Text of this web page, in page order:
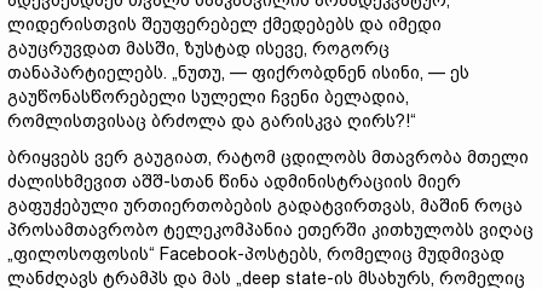
ლიდერისთვის შეუფერებელ ქმედებებს და იმედი
გაუცრუვდათ მასში, ზუსტად ისევე, როგორც
თანაპარტიელებს. „ნუთუ, — ფიქრობდნენ ისინი, — ეს
გაუწონასწორებელი სულელი ჩვენი ბელადია,
რომლისთვისაც ბრძოლა და გარისკვა ღირს?!“
ბრიყვებს ვერ გაუგიათ, რატომ ცდილობს მთავრობა მთელი
ძალისხმევით აშშ-სთან წინა ადმინისტრაციის მიერ
გაფუჭებული ურთიერთობების გადატვირთვას, მაშინ როცა
პროსამთავრობო ტელეკომპანია ეთერში კითხულობს ვიღაც
„ფილოსოფოსის“ Facebook-პოსტებს, რომელიც მუდმივად
ლანძღავს ტრამპს და მას „deep state-ის მსახურს, რომელიც